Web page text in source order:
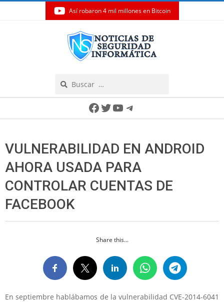
Así robaron 4 mil millones en Bitcoin
Facebook
Twitter
YouTube
Telegram
VULNERABILIDAD EN ANDROID
AHORA USADA PARA
CONTROLAR CUENTAS DE
FACEBOOK
Share this...
En septiembre hablábamos de la vulnerabilidad CVE-2014-6041